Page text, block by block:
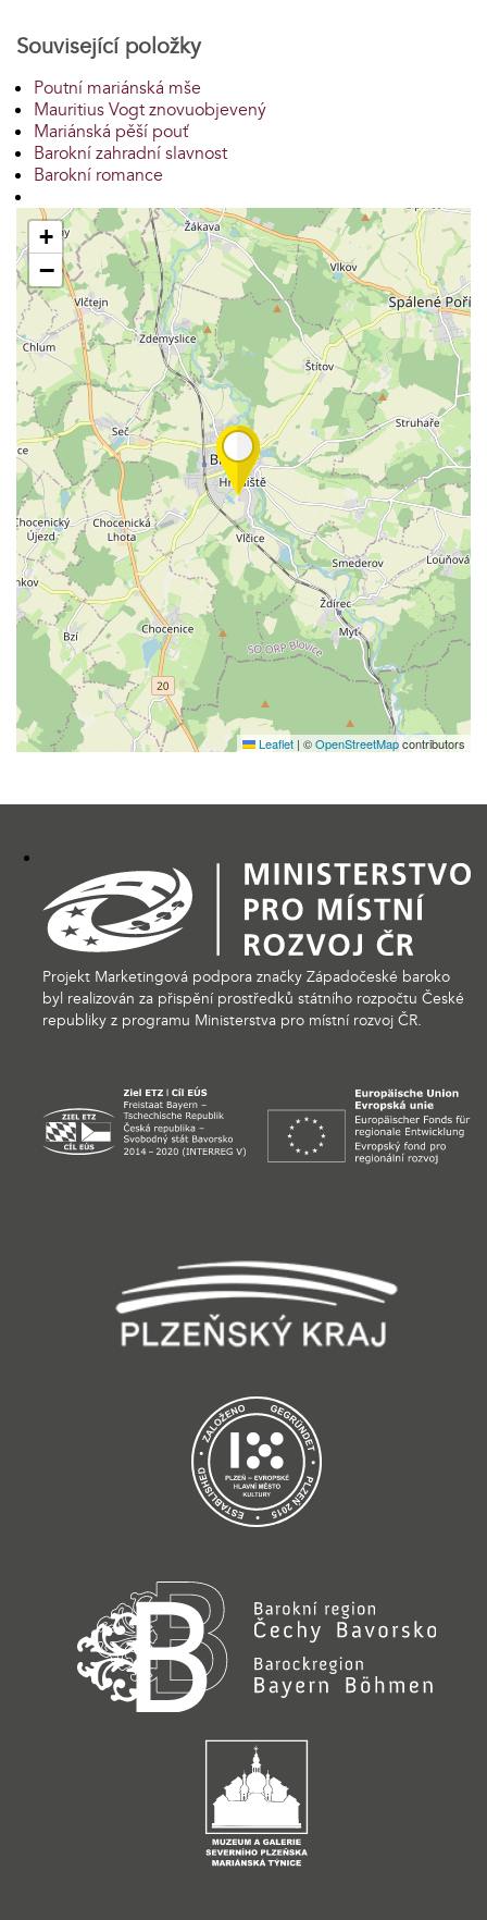
Související položky
Poutní mariánská mše
Mauritius Vogt znovuobjevený
Mariánská pěší pouť
Barokní zahradní slavnost
Barokní romance
+
−
Leaflet | ©OpenStreetMapcontributors
Projekt Marketingová podpora značky Západočeské baroko
byl realizován za přispění prostředků státního rozpočtu České
republiky z programu Ministerstva pro místní rozvoj ČR.